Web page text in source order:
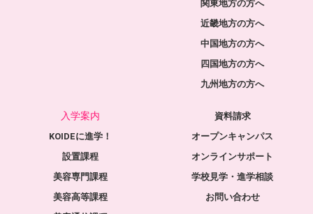
関東地方の方へ
近畿地方の方へ
中国地方の方へ
四国地方の方へ
九州地方の方へ
入学案内
KOIDEに進学！
設置課程
美容専門課程
美容高等課程
資料請求
オープンキャンパス
オンラインサポート
学校見学・進学相談
お問い合わせ